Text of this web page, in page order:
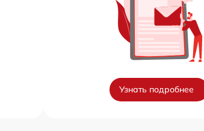
Узнать подробнее